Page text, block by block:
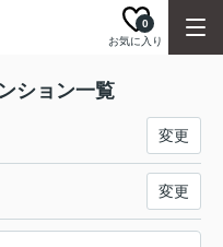
お気に入り
0
ション一覧
変更
変更